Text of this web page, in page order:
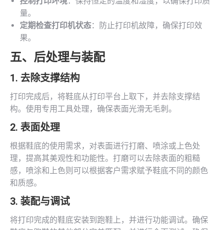
量。
定期检查打印机状态：防止打印机故障，确保打印效
果。
五、后处理与装配
1. 去除支撑结构
打印完成后，将鞋底从打印平台上取下，并去除支撑结
构。使用专用工具处理，确保表面光滑无毛刺。
2. 表面处理
根据鞋底的使用需求，对表面进行打磨、喷涂或上色处
理，提高其美观性和功能性。打磨可以去除表面的粗糙
感，喷涂和上色则可以根据客户需求赋予鞋底不同的颜色
和质感。
3. 装配与调试
将打印完成的鞋底安装到跑鞋上，并进行功能调试。确保